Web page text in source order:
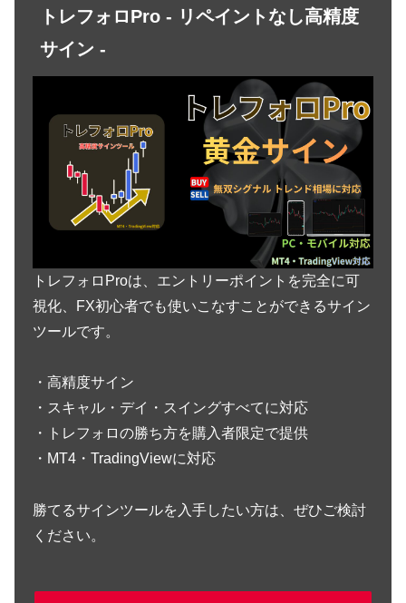
トレフォロPro - リペイントなし高精度
サイン -
トレフォロProは、エントリーポイントを完全に可
視化、FX初心者でも使いこなすことができるサイン
ツールです。
・高精度サイン
・スキャル・デイ・スイングすべてに対応
・トレフォロの勝ち方を購入者限定で提供
・MT4・TradingViewに対応
勝てるサインツールを入手したい方は、ぜひご検討
ください。